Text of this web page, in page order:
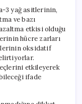
3 yağ asitlerinin,
ve bazı
etkisi olduğu
hücre zarları
oksidatif
etkileyerek
ifade